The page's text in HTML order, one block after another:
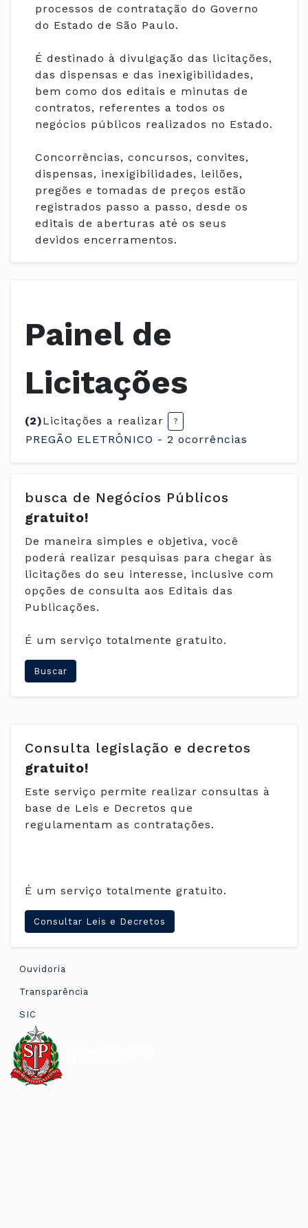
processos de contratação do Governo
do Estado de São Paulo.
É destinado à divulgação das licitações,
das dispensas e das inexigibilidades,
bem como dos editais e minutas de
contratos, referentes a todos os
negócios públicos realizados no Estado.
Concorrências, concursos, convites,
dispensas, inexigibilidades, leilões,
pregões e tomadas de preços estão
registrados passo a passo, desde os
editais de aberturas até os seus
devidos encerramentos.
Painel de
Licitações
(2)Licitações a realizar
PREGÃO ELETRÔNICO - 2 ocorrências
busca de Negócios Públicos
gratuito!
De maneira simples e objetiva, você
poderá realizar pesquisas para chegar às
licitações do seu interesse, inclusive com
opções de consulta aos Editais das
Publicações.
É um serviço totalmente gratuito.
Buscar
Consulta legislação e decretos
gratuito!
Este serviço permite realizar consultas à
base de Leis e Decretos que
regulamentam as contratações.
É um serviço totalmente gratuito.
Consultar Leis e Decretos
Ouvidoria
Transparência
SIC